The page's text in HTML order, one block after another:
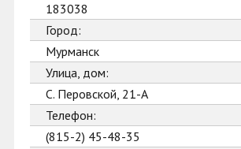
183038
Город:
Мурманск
Улица, дом:
С. Перовской, 21-А
Телефон:
(815-2) 45-48-35